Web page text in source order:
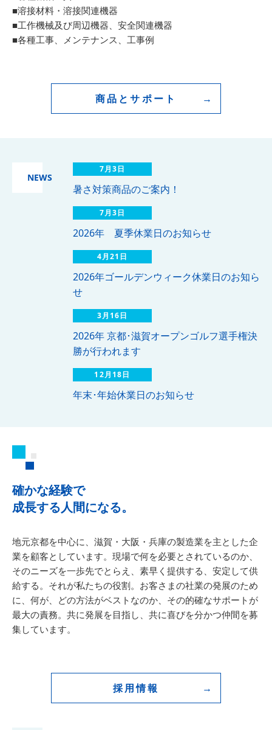
■溶接材料・溶接関連機器
■工作機械及び周辺機器、安全関連機器
■各種工事、メンテナンス、工事例
商品とサポート
NEWS
7月3日
暑さ対策商品のご案内！
7月3日
2026年 夏季休業日のお知らせ
4月21日
2026年ゴールデンウィーク休業日のお知ら
せ
3月16日
2026年 京都･滋賀オープンゴルフ選手権決
勝が行われます
12月18日
年末･年始休業日のお知らせ
確かな経験で
成長する人間になる。
地元京都を中心に、滋賀・大阪・兵庫の製造業を主とした企
業を顧客としています。現場で何を必要とされているのか、
そのニーズを一歩先でとらえ、素早く提供する、安定して供
給する。それが私たちの役割。お客さまの社業の発展のため
に、何が、どの方法がベストなのか、その的確なサポートが
最大の責務。共に発展を目指し、共に喜びを分かつ仲間を募
集しています。
採用情報